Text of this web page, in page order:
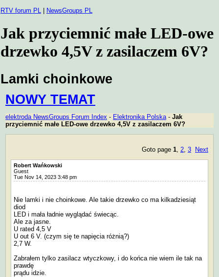
RTV forum PL NewsGroups PL
Jak przyciemnić małe LED-owe
drzewko 4,5V z zasilaczem 6V?
Lamki choinkowe
NOWY TEMAT
elektroda NewsGroups Forum Index - Elektronika Polska- Jak
przyciemnić małe LED-owe drzewko 4,5V z zasilaczem 6V?
Goto page 1, 2, 3 Next
Robert Wańkowski
Guest
Tue Nov 14, 2023 3:48 pm
Nie lamki i nie choinkowe. Ale takie drzewko co ma kilkadziesiąt
diod
LED i mała ładnie wyglądać świecąc.
Ale za jasne.
U rated 4,5 V
U out 6 V. (czym się te napięcia różnią?)
2,7 W.
Zabrałem tylko zasilacz wtyczkowy, i do końca nie wiem ile tak na
prawdę
prądu idzie.